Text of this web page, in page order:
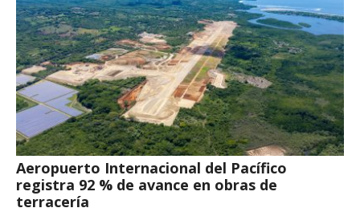
Aeropuerto Internacional del Pacífico
registra 92 % de avance en obras de
terracería